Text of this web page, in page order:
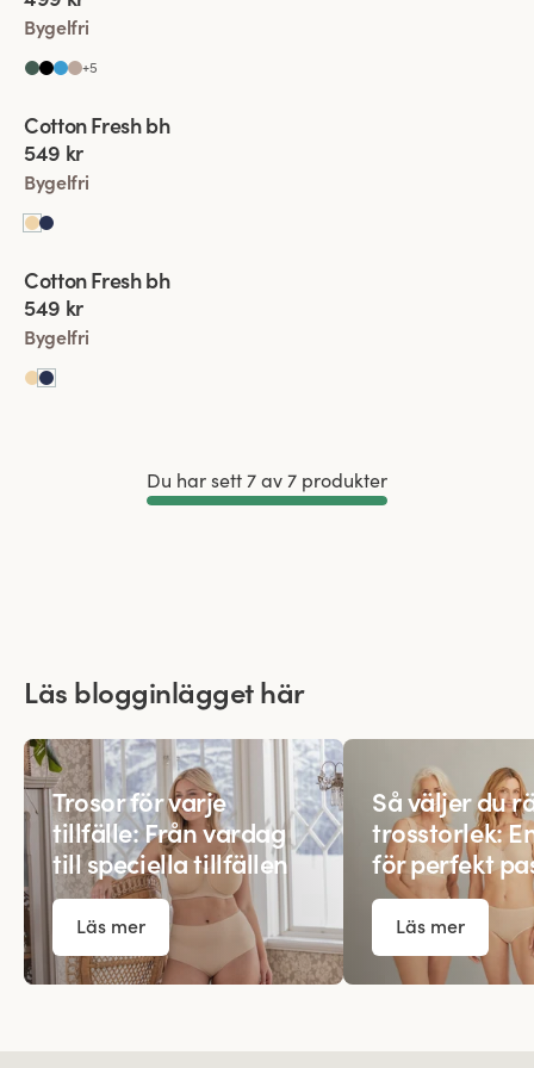
Bygelfri
+5
Cotton Fresh bh
549 kr
Bygelfri
Cotton Fresh bh
549 kr
Bygelfri
Du har sett 7 av 7 produkter
Läs blogginlägget här
Trosor för varje
tillfälle: Från vardag
till speciella tillfällen
Läs mer
Så väljer du
trosstorlek:
för perfekt
Läs mer